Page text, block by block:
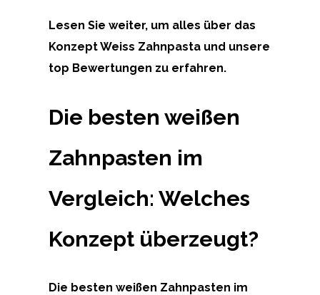
Lesen Sie weiter, um alles über das
Konzept Weiss Zahnpasta und unsere
top Bewertungen zu erfahren.
Die besten weißen
Zahnpasten im
Vergleich: Welches
Konzept überzeugt?
Die besten weißen Zahnpasten im